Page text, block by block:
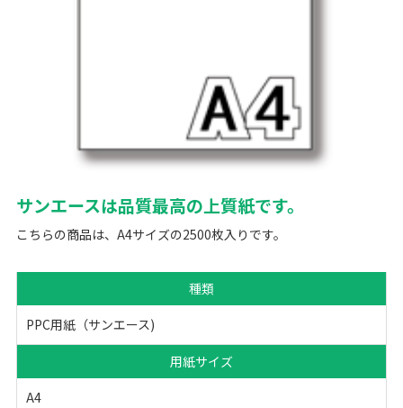
サンエースは品質最高の上質紙です。
こちらの商品は、A4サイズの2500枚入りです。
種類
PPC用紙（サンエース)
用紙サイズ
A4